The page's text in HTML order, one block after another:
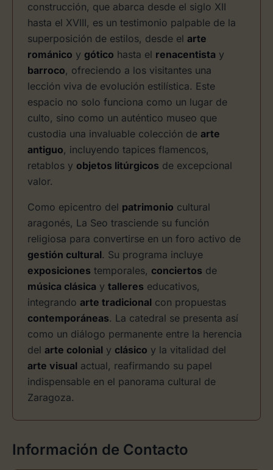
construcción, que abarca desde el siglo XII
hasta el XVIII, es un testimonio palpable de la
superposición de estilos, desde el arte
románico y gótico hasta el renacentista y
barroco, ofreciendo a los visitantes una
lección viva de evolución estilística. Este
espacio no solo funciona como un lugar de
culto, sino como un auténtico museo que
custodia una invaluable colección de arte
antiguo, incluyendo tapices flamencos,
retablos y objetos litúrgicos de excepcional
valor.
Como epicentro del patrimonio cultural
aragonés, La Seo trasciende su función
religiosa para convertirse en un foro activo de
gestión cultural. Su programa incluye
exposiciones temporales, conciertos de
música clásica y talleres educativos,
integrando arte tradicional con propuestas
contemporáneas. La catedral se presenta así
como un diálogo permanente entre la herencia
del arte colonial y clásico y la vitalidad del
arte visual actual, reafirmando su papel
indispensable en el panorama cultural de
Zaragoza.
Información de Contacto